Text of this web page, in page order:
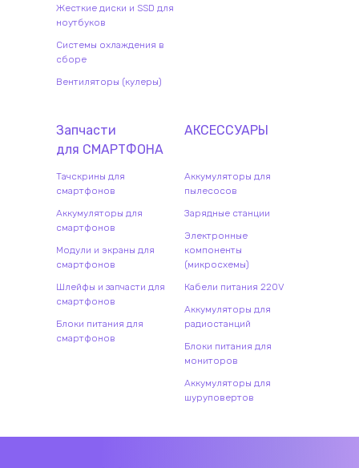
Жесткие диски и SSD для
ноутбуков
Системы охлаждения в
сборе
Вентиляторы (кулеры)
Запчасти
для СМАРТФОНА
Тачскрины для
смартфонов
Аккумуляторы для
смартфонов
Модули и экраны для
смартфонов
Шлейфы и запчасти для
смартфонов
Блоки питания для
смартфонов
АКСЕССУАРЫ
Аккумуляторы для
пылесосов
Зарядные станции
Электронные
компоненты
(микросхемы)
Кабели питания 220V
Аккумуляторы для
радиостанций
Блоки питания для
мониторов
Аккумуляторы для
шуруповертов